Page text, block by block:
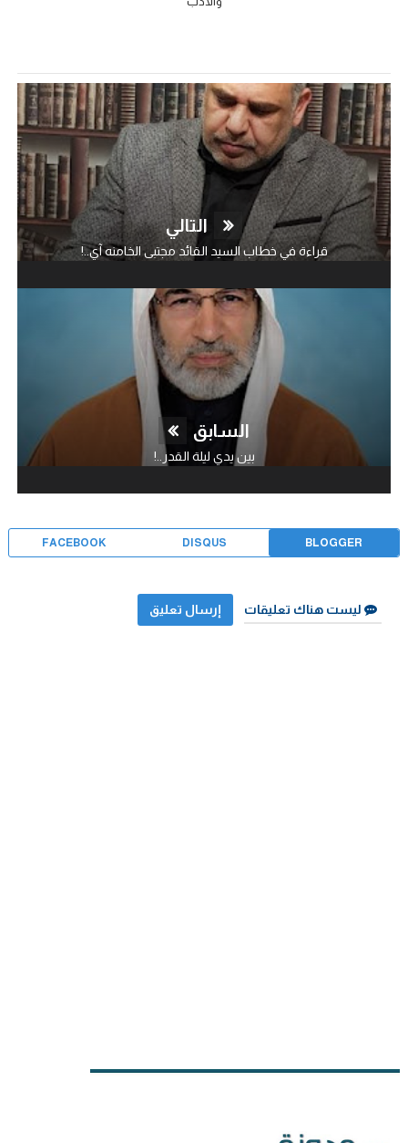
التالي
قراءة في خطاب السيد القائد مجتبى الخامنه آي..!
السابق
بين يدي ليلة القدر..!
BLOGGER
DISQUS
FACEBOOK
ليست هناك تعليقات إرسال تعليق